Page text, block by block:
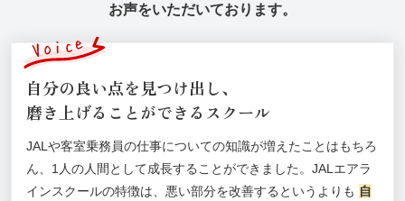
お声をいただいております。
自分の良い点を見つけ出し、
磨き上げることができるスクール
JALや客室乗務員の仕事についての知識が増えたことはもちろ
ん、1人の人間として成長することができました。JALエアラ
インスクールの特徴は、悪い部分を改善するというよりも 自